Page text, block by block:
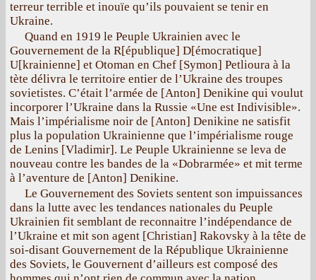
terreur terrible et inouïe qu’ils pouvaient se tenir en
Ukraine.
Quand en 1919 le Peuple Ukrainien avec le
Gouvernement de la R[épublique] D[émocratique]
U[krainienne] et Otoman en Chef [Symon] Petlioura à la
tète délivra le territoire entier de l’Ukraine des troupes
sovietistes. C’était l’armée de [Anton] Denikine qui voulut
incorporer l’Ukraine dans la Russie «Une est Indivisible».
Mais l’impérialisme noir de [Anton] Denikine ne satisfit
plus la population Ukrainienne que l’impérialisme rouge
de Lenins [Vladimir]. Le Peuple Ukrainienne se leva de
nouveau contre les bandes de la «Dobrarmée» et mit terme
à l’aventure de [Anton] Denikine.
Le Gouvernement des Soviets sentent son impuissances
dans la lutte avec les tendances nationales du Peuple
Ukrainien fit semblant de reconnaitre l’indépendance de
l’Ukraine et mit son agent [Christian] Rakovsky à la tête de
soi-disant Gouvernement de la République Ukrainienne
des Soviets, le Gouvernent d’ailleurs est composé des